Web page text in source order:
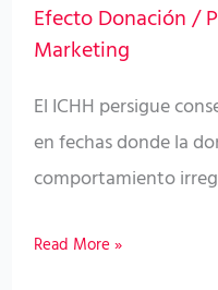
Efecto Donación/
Marketing
El ICHH persigue
en fechas donde la
comportamiento
mantener
reservas
de
hemoderivados
las
Read More »